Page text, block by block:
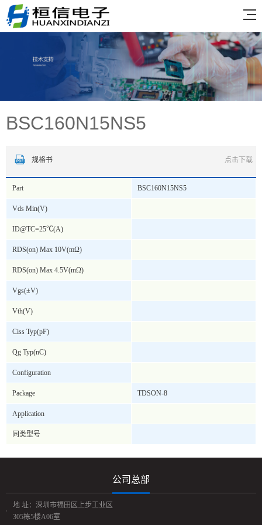
BSC160N15NS5
规格书 点击下载
Part BSC160N15NS5
Vds Min(V)
ID@TC=25℃(A)
RDS(on) Max 10V(mΩ)
RDS(on) Max 4.5V(mΩ)
Vgs(±V)
Vth(V)
Ciss Typ(pF)
Qg Typ(nC)
Configuration
Package TDSON-8
Application
同类型号
公司总部
地 址：深圳市福田区上步工业区
305栋5楼A06室